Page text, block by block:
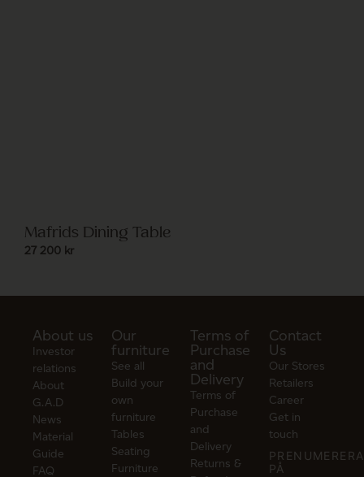
Mafrids Dining Table
27 200 kr
About us
Investor
relations
About
G.A.D
News
Material
Guide
FAQ
Our
furniture
See all
Build your
own
furniture
Tables
Seating
Furniture
Terms of
Purchase
and
Delivery
Terms of
Purchase
and
Delivery
Returns &
Contact
Us
Our Stores
Retailers
Career
Get in
touch
PRENUMERERA
PÅ